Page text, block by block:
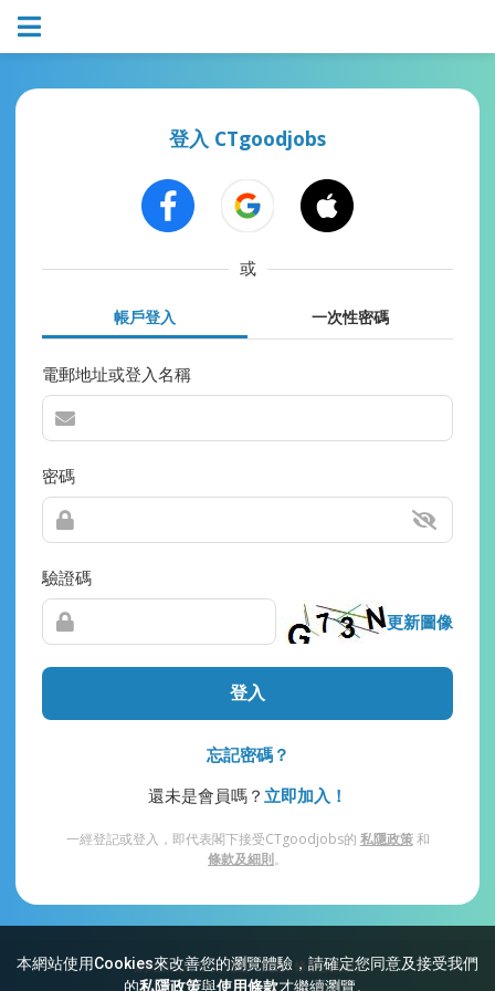
本網站使用Cookies來改善您的瀏覽體驗，請確定您同意及接受我們
的私隱政策與使用條款才繼續瀏覽。
登入 CTgoodjobs
或
帳戶登入 一次性密碼
電郵地址或登入名稱
密碼
驗證碼
更新圖像
登入
忘記密碼？
還未是會員嗎？ 立即加入！
一經登記或登入，即代表閣下接受CTgoodjobs的 私隱政策和
條款及細則。
網站索引 常見問題 私隱 條款及細則